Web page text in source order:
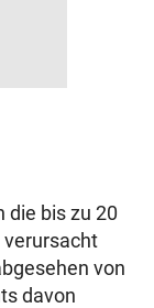
die bis zu 20
verursacht
von
davon